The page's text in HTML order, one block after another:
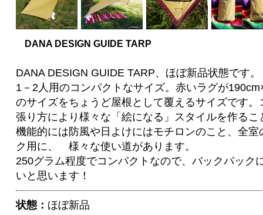
DANA DESIGN GUIDE TARP
DANA DESIGN GUIDE TARP、ほぼ新品状態です。
1－2人用のコンパクトなサイズ。赤いラグが
のサイズをちょうど屋根として覆えるサイズです
張り方により様々な「絵になる」スタイルを作るこ
機能的には防風や日よけにはモチロンのこと、全
ク用に、 様々な使い道があります。
250グラム程度でコンパクトなので、バックパック
いと思います！
状態： ほぼ新品